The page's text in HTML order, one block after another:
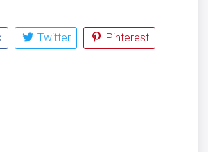
Twitter
Pinterest